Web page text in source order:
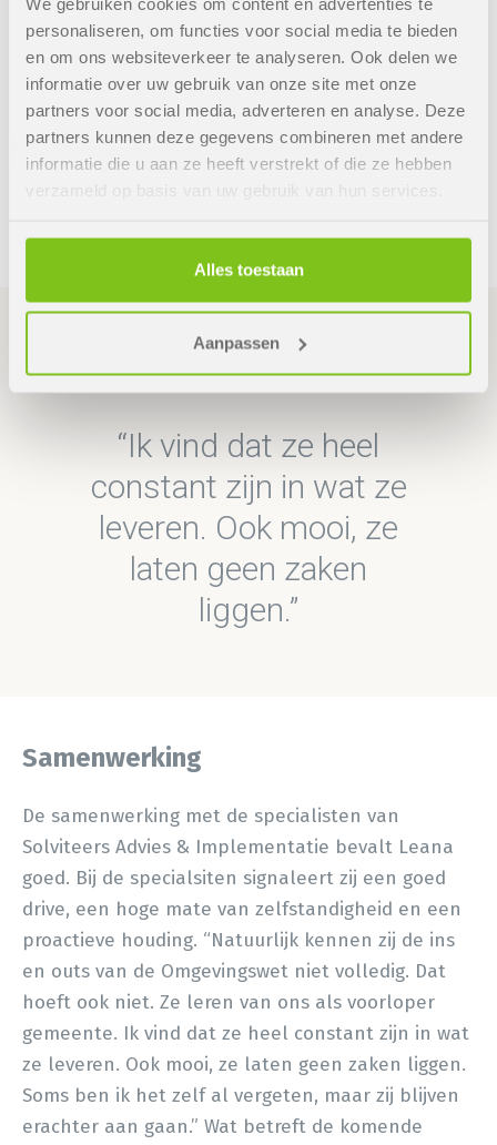
personaliseren, om functies voor social media te bieden
en om ons websiteverkeer te analyseren. Ook delen we
informatie over uw gebruik van onze site met onze
partners voor social media, adverteren en analyse. Deze
partners kunnen deze gegevens combineren met andere
informatie die u aan ze heeft verstrekt of die ze hebben
verzameld op basis van uw gebruik van hun services.
Alles toestaan
Aanpassen
hierdoor makkelijk met elkaar in verband te
brengen, waardoor inwoners en organisaties snel
en eenvoudig zien op welke locatie welke regels
gelden. Het is mooi dat we met dit idee
genomineerd werden voor de AanDeSlag Trofee
Omgevingswet 2018. Het is de bedoeling dat we nu
Ik vind dat ze heel
constant zijn in wat ze
leveren. Ook mooi, ze
laten geen zaken
liggen.
Samenwerking
De samenwerking met de specialisten van
Solviteers Advies & Implementatie bevalt Leana
goed. Bij de specialsiten signaleert zij een goed
drive, een hoge mate van zelfstandigheid en een
proactieve houding. “Natuurlijk kennen zij de ins
en outs van de Omgevingswet niet volledig. Dat
hoeft ook niet. Ze leren van ons als voorloper
gemeente. Ik vind dat ze heel constant zijn in wat
ze leveren. Ook mooi, ze laten geen zaken liggen.
Soms ben ik het zelf al vergeten, maar zij blijven
erachter aan gaan.” Wat betreft de komende